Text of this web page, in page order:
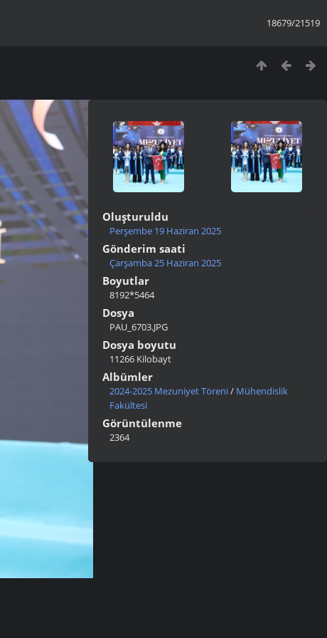
18679/21519
Oluşturuldu
Perşembe 19 Haziran 2025
Gönderim saati
Çarşamba 25 Haziran 2025
Boyutlar
8192*5464
Dosya
PAU_6703.JPG
Dosya boyutu
11266 Kilobayt
Albümler
2024-2025 Mezuniyet Töreni/ Mühendislik
Fakültesi
Görüntülenme
2364